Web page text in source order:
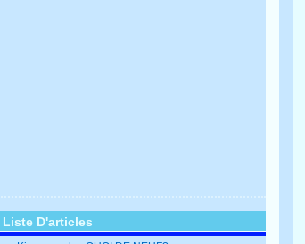
Liste D'articles